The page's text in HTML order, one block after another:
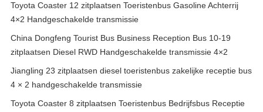
Toyota Coaster 12 zitplaatsen Toeristenbus Gasoline Achterrij
4×2 Handgeschakelde transmissie
China Dongfeng Tourist Bus Business Reception Bus 10-19
zitplaatsen Diesel RWD Handgeschakelde transmissie 4×2
Jiangling 23 zitplaatsen diesel toeristenbus zakelijke receptie bus
4 × 2 handgeschakelde transmissie
Toyota Coaster 8 zitplaatsen Toeristenbus Bedrijfsbus Receptie